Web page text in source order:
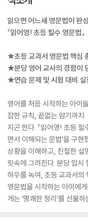
읽으면 어느새 영문법이 완
『읽어영! 초등 필수 영문법』
★초등 교과서 영문법 핵심
★분당 영어 교사의 경험이
★연습 문제 및 시험 대비 실
영어를 처음 시작하는 아이
잡한 규칙, 끝없는 암기까지
지곤 한다. 『읽어영! 초등 필
면서 이해되는 문법’을 구
상황을 이해하고, 친절한 설
릿속에 그려진다. 분당 입시
하우를 녹여, 초등 교과서의
영문법을 시작하는 아이에
게는 ‘명쾌한 정리’를 선물